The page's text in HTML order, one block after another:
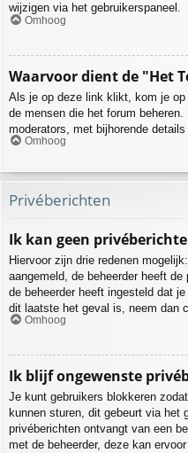
wijzigen via het gebruikerspaneel.
Omhoog
Waarvoor dient de "Het
Als je op deze link klikt, kom je
de mensen die het forum
moderators, met bijhorende
Omhoog
Privéberichten
Ik kan geen
Hiervoor zijn drie redenen
aangemeld, de beheerder heeft
de beheerder heeft ingesteld dat
dit laatste het geval is, neem dan
Omhoog
Ik blijf ongewenste
Je kunt gebruikers blokkeren
kunnen sturen, dit gebeurt via het
privéberichten ontvangt van een
met de beheerder, deze kan